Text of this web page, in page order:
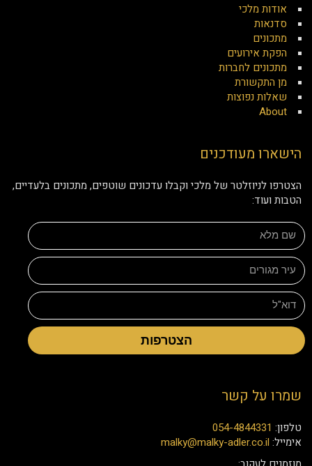
אודות מלכי
סדנאות
מתכונים
הפקת אירועים
מתכונים לחברות
מן התקשורת
שאלות נפוצות
About
הישארו מעודכנים
הצטרפו לניוזלטר של מלכי וקבלו עדכונים שוטפים, מתכונים בלעדיים,
הטבות ועוד:
הצטרפות
שמרו על קשר
טלפון: 054-4844331
אימייל: malky@malky-adler.co.il